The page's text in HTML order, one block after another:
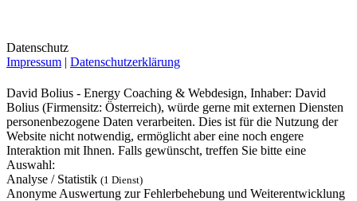
Datenschutz
Impressum | Datenschutzerklärung
David Bolius - Energy Coaching & Webdesign, Inhaber: David
Bolius (Firmensitz: Österreich), würde gerne mit externen Diensten
personenbezogene Daten verarbeiten. Dies ist für die Nutzung der
Website nicht notwendig, ermöglicht aber eine noch engere
Interaktion mit Ihnen. Falls gewünscht, treffen Sie bitte eine
Auswahl:
Analyse / Statistik (1 Dienst)
Anonyme Auswertung zur Fehlerbehebung und Weiterentwicklung